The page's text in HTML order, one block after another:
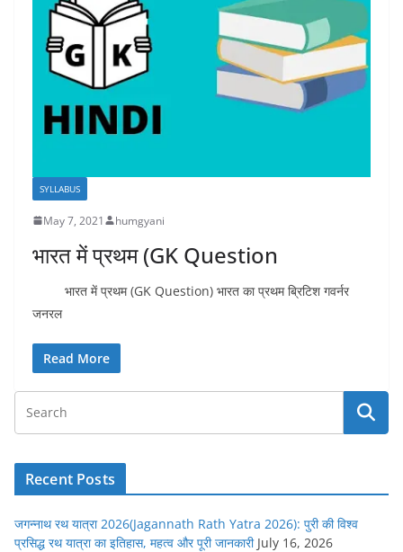
SYLLABUS
May 7, 2021 humgyani
भारत में प्रथम (GK Question
भारत में प्रथम (GK Question) भारत का प्रथम ब्रिटिश गवर्नर
जनरल
Read More
Recent Posts
जगन्नाथ रथ यात्रा 2026(Jagannath Rath Yatra 2026): पुरी की विश्व
प्रसिद्ध रथ यात्रा का इतिहास, महत्व और पूरी जानकारी July 16, 2026